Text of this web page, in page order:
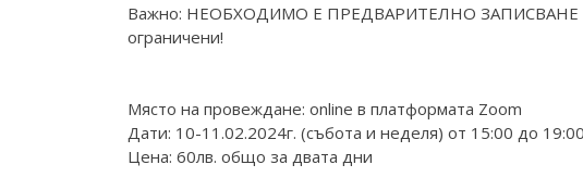
Важно: НЕОБХОДИМО Е ПРЕДВАРИТЕЛНО ЗАПИСВАНЕ
ограничени!
Място на провеждане: online в платформата Zoom
Дати: 10-11.02.2024г. (събота и неделя) от 15:00 до
Цена: 60лв. общо за двата дни